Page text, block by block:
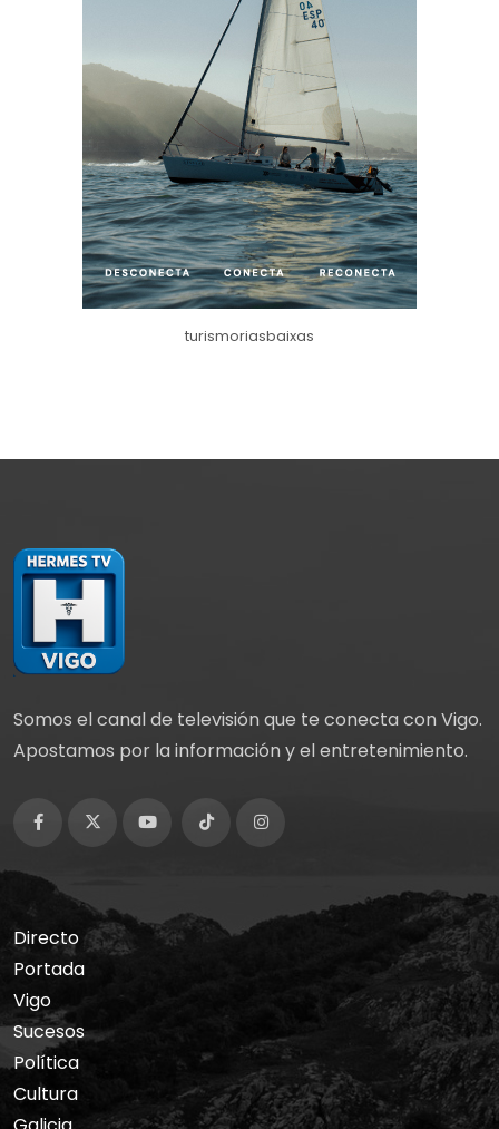
turismoriasbaixas
Somos el canal de televisión que te conecta con Vigo.
Apostamos por la información y el entretenimiento.
Directo
Portada
Vigo
Sucesos
Política
Cultura